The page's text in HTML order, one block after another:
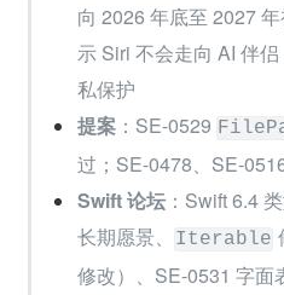
向 2026 年底至 2027
示 Siri 不会走向 AI 伴
私保护
提案 ：SE-0529
过；SE-0478、SE-
Swift 论坛 ：Swift 6.4
长期愿景、
Iterable
修改）、SE-0531 字面